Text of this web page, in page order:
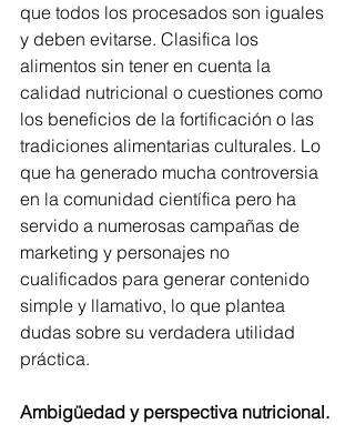
que todos los procesados son iguales
y deben evitarse. Clasifica los
alimentos sin tener en cuenta la
calidad nutricional o cuestiones como
los beneficios de la fortificación o las
tradiciones alimentarias culturales. Lo
que ha generado mucha controversia
en la comunidad científica pero ha
servido a numerosas campañas de
marketing y personajes no
cualificados para generar contenido
simple y llamativo, lo que plantea
dudas sobre su verdadera utilidad
práctica.
Ambigüedad y perspectiva nutricional.